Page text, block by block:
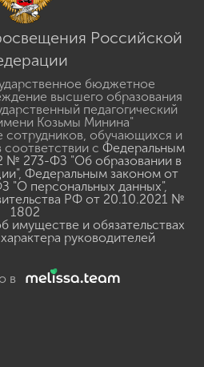
Российской
бюджетное
высшего образования
педагогический
Козьмы Минина"
обучающихся и
с Федеральным
№ 273-ФЗ "Об образовании в
, Федеральным законом от
"О персональных данных",
РФ от 20.10.2021 №
1802
имуществе и обязательствах
руководителей
в